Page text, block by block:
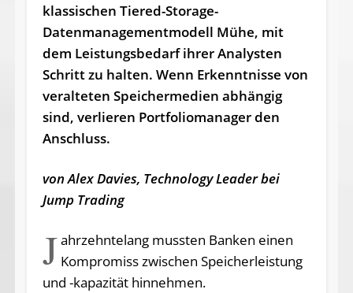
klassischen Tiered-Storage-
Datenmanagementmodell Mühe, mit
dem Leistungsbedarf ihrer Analysten
Schritt zu halten. Wenn Erkenntnisse von
veralteten Speichermedien abhängig
sind, verlieren Portfoliomanager den
Anschluss.
von Alex Davies, Technology Leader bei
Jump Trading
Jahrzehntelang mussten Banken einen
Kompromiss zwischen Speicherleistung
und -kapazität hinnehmen.